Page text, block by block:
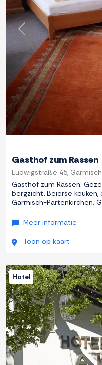
Previous
Gasthof zum Rassen
Ludwigstraße 45,
Gasthof zum Rassen:
bergzicht, Beierse
Garmisch-Partenkirchen.
Meer informatie
Toon op kaart
Hotel